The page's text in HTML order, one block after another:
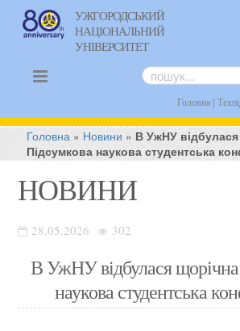
УЖГОРОДСЬКИЙ
НАЦІОНАЛЬНИЙ
УНІВЕРСИТЕТ
Головна|
Головна » Новини » В УжНУ
Підсумкова наукова студентська
НОВИНИ
28.05.2026 302
В УжНУ відбулася
наукова студентська